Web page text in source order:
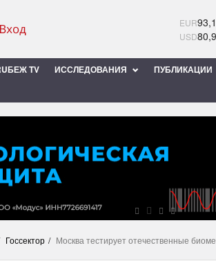
EUR
USD
TV ИССЛЕДОВАНИЯ ПУБЛИКАЦИИ
Госсектор Москва тестирует отечественные